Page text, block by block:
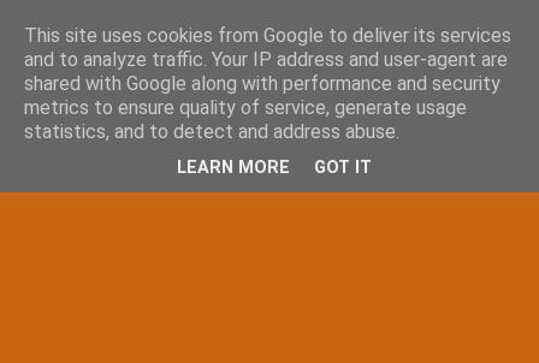
This site uses cookies from Google to deliver its services
and to analyze traffic. Your IP address and user-agent are
shared with Google along with performance and security
metrics to ensure quality of service, generate usage
statistics, and to detect and address abuse.
LEARN MORE GOT IT